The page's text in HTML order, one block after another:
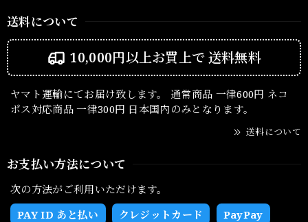
送料について
10,000円以上お買上で送料無料
ヤマト運輸にてお届け致します。 通常商品 一律600円 ネコ
ポス対応商品 一律300円 日本国内のみとなります。
送料について
お支払い方法について
次の方法がご利用いただけます。
PAY ID あと払い
クレジットカード PayPay